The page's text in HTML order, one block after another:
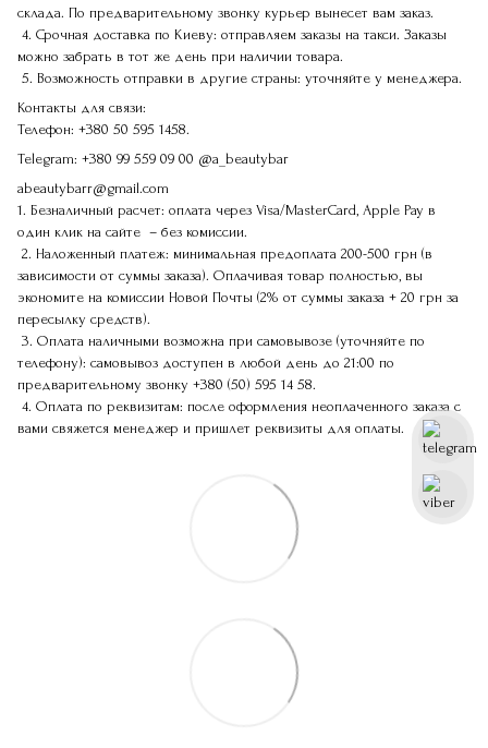
склада. По предварительному звонку курьер вынесет вам заказ.
4. Срочная доставка по Киеву: отправляем заказы на такси. Заказы
можно забрать в тот же день при наличии товара.
5. Возможность отправки в другие страны: уточняйте у менеджера.
Контакты для связи:
Телефон: +380 50 595 1458.
Telegram: +380 99 559 09 00 @a_beautybar
abeautybarr@gmail.com
1. Безналичный расчет: оплата через Visa/MasterCard, Apple Pay в
один клик на сайте – без комиссии.
2. Наложенный платеж: минимальная предоплата 200-500 грн (в
зависимости от суммы заказа). Оплачивая товар полностью, вы
экономите на комиссии Новой Почты (2% от суммы заказа + 20 грн за
пересылку средств).
3. Оплата наличными возможна при самовывозе (уточняйте по
телефону): самовывоз доступен в любой день до 21:00 по
предварительному звонку +380 (50) 595 14 58.
4. Оплата по реквизитам: после оформления неоплаченного заказа с
вами свяжется менеджер и пришлет реквизиты для оплаты.